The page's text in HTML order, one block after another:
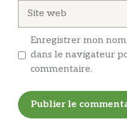
Enregistrer mon
dans le navigateur
commentaire.